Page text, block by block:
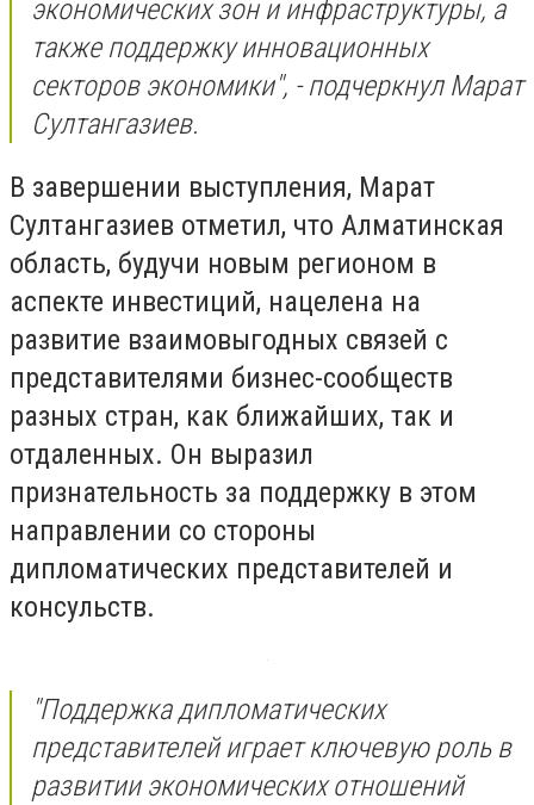
экономических зон и инфраструктуры, а
также поддержку инновационных
секторов экономики", - подчеркнул Марат
Султангазиев.
​В завершении выступления, Марат
Султангазиев отметил, что Алматинская
область, будучи новым регионом в
аспекте инвестиций, нацелена на
развитие взаимовыгодных связей с
представителями бизнес-сообществ
разных стран, как ближайших, так и
отдаленных. Он выразил
признательность за поддержку в этом
направлении со стороны
дипломатических представителей и
консульств.
​"Поддержка дипломатических
представителей играет ключевую роль в
развитии экономических отношений